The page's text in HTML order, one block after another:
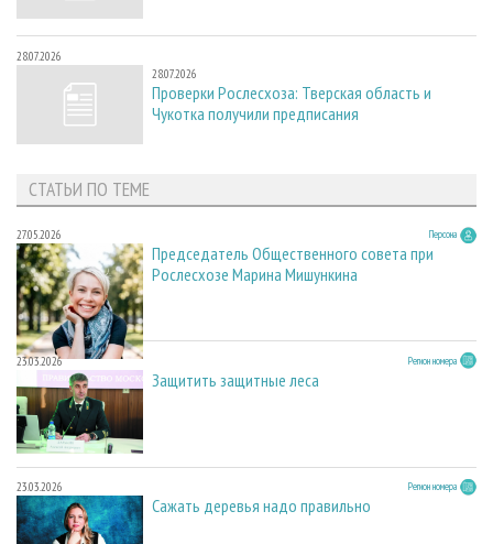
28.07.2026
28.07.2026
Проверки Рослесхоза: Тверская область и
Чукотка получили предписания
СТАТЬИ ПО ТЕМЕ
27.05.2026 Персона
Председатель Общественного совета при
Рослесхозе Марина Мишункина
23.03.2026 Регион номера
Защитить защитные леса
23.03.2026 Регион номера
Сажать деревья надо правильно